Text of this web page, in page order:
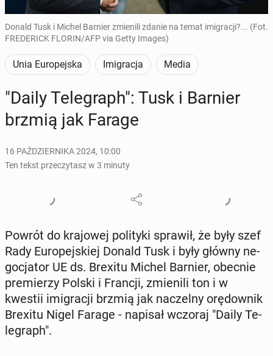
Donald Tusk i Michel Barnier zmienili zdanie na temat imigracji?... (Fot.
FREDERICK FLORIN/AFP via Getty Images)
Unia Europejska Imigracja Media
"Daily Te­le­graph": Tusk i Barnier
brzmią jak Farage
16 PAŹDZIERNIKA 2024, 10:00
Ten tekst przeczytasz w 3 minuty
Powrót do kra­jo­wej po­li­ty­ki sprawił, że były szef
Rady Eu­ro­pej­skiej Donald Tusk i były główny ne­
go­cja­tor UE ds. Brexitu Michel Barnier, obecnie
pre­mie­rzy Polski i Francji, zmie­ni­li ton i w
kwestii imi­gra­cji brzmią jak na­czel­ny orę­dow­nik
Brexitu Nigel Farage - napisał wczoraj "Daily Te­
le­graph".